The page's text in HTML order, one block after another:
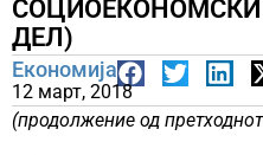
ДЕЛ)
Економија
12 март, 2018
(продолжение од